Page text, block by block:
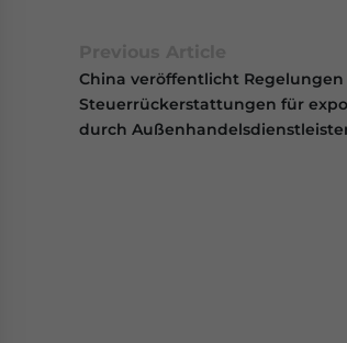
China veröffentlicht Regelungen
Steuerrückerstattungen für
durch